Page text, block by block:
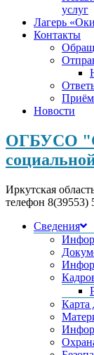
услуг
Лагерь
Контакты
Приём
Новости
ОГБУСО
Иркутская
телефон 8(39553)
Сведения
Карта